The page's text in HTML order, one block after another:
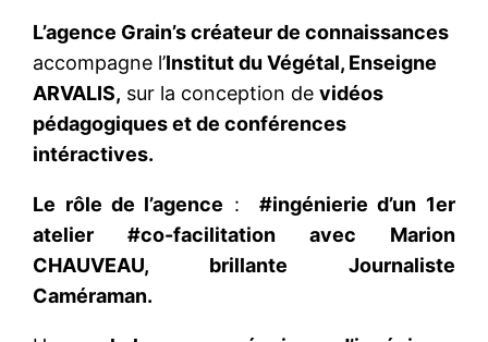
L’agence Grain’s créateur de connaissances
accompagne l’Institut du Végétal, Enseigne
ARVALIS, sur la conception devidéos
pédagogiques et de conférences
intéractives.
Le rôle de l’agence :#ingénierie d’un 1er
atelier #co-facilitation avec Marion
CHAUVEAU, brillante Journaliste
Caméraman.